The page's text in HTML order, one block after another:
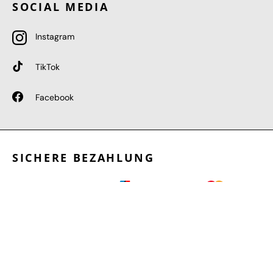
SOCIAL MEDIA
Instagram
TikTok
Facebook
SICHERE BEZAHLUNG